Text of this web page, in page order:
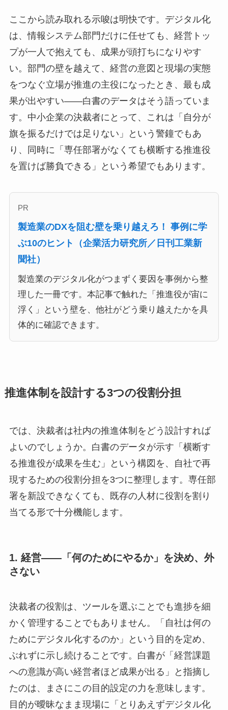
ここから読み取れる示唆は明快です。デジタル化
は、情報システム部門だけに任せても、経営トッ
プが一人で抱えても、成果が頭打ちになりやす
い。部門の壁を越えて、経営の意図と現場の実態
をつなぐ立場が推進の主役になったとき、最も成
果が出やすい――白書のデータはそう語っていま
す。中小企業の決裁者にとって、これは「自分が
旗を振るだけでは足りない」という警鐘でもあ
り、同時に「専任部署がなくても横断する推進役
を置けば勝負できる」という希望でもあります。
PR
製造業のDXを阻む壁を乗り越えろ！ 事例に学
ぶ10のヒント（企業活力研究所／日刊工業新
聞社）
製造業のデジタル化がつまずく要因を事例から整
理した一冊です。本記事で触れた「推進役が宙に
浮く」という壁を、他社がどう乗り越えたかを具
体的に確認できます。
推進体制を設計する3つの役割分担
では、決裁者は社内の推進体制をどう設計すれば
よいのでしょうか。白書のデータが示す「横断す
る推進役が成果を生む」という構図を、自社で再
現するための役割分担を3つに整理します。専任部
署を新設できなくても、既存の人材に役割を割り
当てる形で十分機能します。
1. 経営――「何のためにやるか」を決め、外
さない
決裁者の役割は、ツールを選ぶことでも進捗を細
かく管理することでもありません。「自社は何の
ためにデジタル化するのか」という目的を定め、
ぶれずに示し続けることです。白書が「経営課題
への意識が高い経営者ほど成果が出る」と指摘し
たのは、まさにこの目的設定の力を意味します。
目的が曖昧なまま現場に「とりあえずデジタル化